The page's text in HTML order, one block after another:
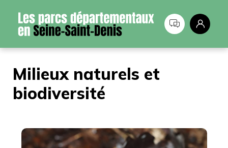
Milieux naturels et
biodiversité